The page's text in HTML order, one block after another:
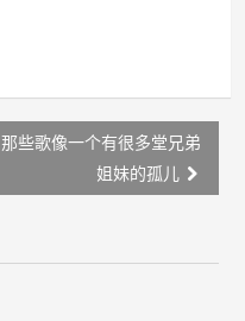
那些歌像一个有很多堂兄弟
姐妹的孤儿